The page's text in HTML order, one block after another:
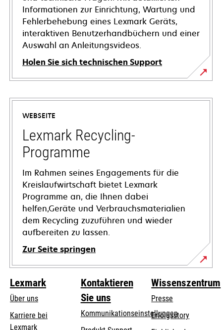
Informationen zur Einrichtung, Wartung und
Fehlerbehebung eines Lexmark Geräts,
interaktiven Benutzerhandbüchern und einer
Auswahl an Anleitungsvideos.
Holen Sie sich technischen Support
wird
in
neuen
Registerkarte
geöffnet
WEBSEITE
Lexmark Recycling-
Programme
Im Rahmen seines Engagements für die
Kreislaufwirtschaft bietet Lexmark
Programme an, die Ihnen dabei
helfen,Geräte und Verbrauchsmaterialien
dem Recycling zuzuführen und wieder
aufbereiten zu lassen.
Zur Seite springen
Lexmark
Über uns
Karriere bei
Lexmark
Kontaktieren
Sie uns
Kommunikationseinstellungen
Wissenszentrum
Presse
Erfolgsstory